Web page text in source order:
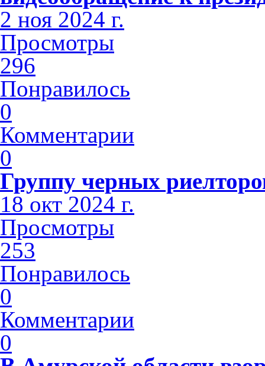
2 ноя 2024 г.
Просмотры
296
Понравилось
0
Комментарии
0
Группу черных
18 окт 2024 г.
Просмотры
253
Понравилось
0
Комментарии
0